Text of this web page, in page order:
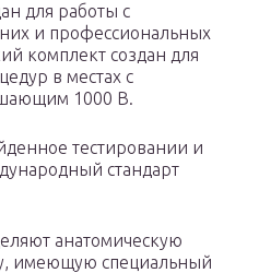
для работы с
и профессиональных
комплект создан для
в местах с
1000 В.
тестировании и
стандарт
анатомическую
имеющую специальный